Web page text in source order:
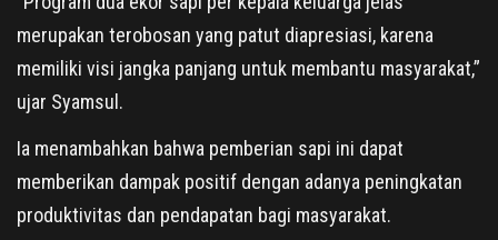
merupakan terobosan yang patut diapresiasi, karena
memiliki visi jangka panjang untuk membantu masyarakat,”
ujar Syamsul.
Ia menambahkan bahwa pemberian sapi ini dapat
memberikan dampak positif dengan adanya peningkatan
produktivitas dan pendapatan bagi masyarakat.